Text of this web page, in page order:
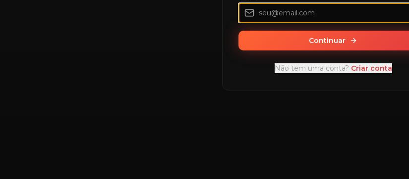
Continuar
Não tem uma conta? Criar conta